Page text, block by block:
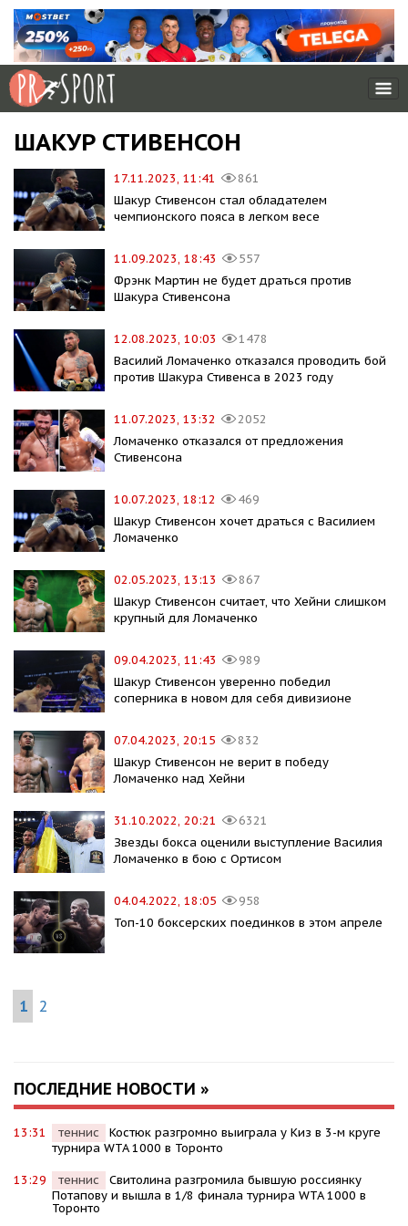
ШАКУР СТИВЕНСОН
17.11.2023, 11:41
861
Шакур Стивенсон стал обладателем
чемпионского пояса в легком весе
11.09.2023, 18:43
557
Фрэнк Мартин не будет драться против
Шакура Стивенсона
12.08.2023, 10:03
1478
Василий Ломаченко отказался проводить бой
против Шакура Стивенса в 2023 году
11.07.2023, 13:32
2052
Ломаченко отказался от предложения
Стивенсона
10.07.2023, 18:12
469
Шакур Стивенсон хочет драться с Василием
Ломаченко
02.05.2023, 13:13
867
Шакур Стивенсон считает, что Хейни слишком
крупный для Ломаченко
09.04.2023, 11:43
989
Шакур Стивенсон уверенно победил
соперника в новом для себя дивизионе
07.04.2023, 20:15
832
Шакур Стивенсон не верит в победу
Ломаченко над Хейни
31.10.2022, 20:21
6321
Звезды бокса оценили выступление Василия
Ломаченко в бою с Ортисом
04.04.2022, 18:05
958
Топ-10 боксерских поединков в этом апреле
1 2
ПОСЛЕДНИЕ НОВОСТИ »
13:31 теннис
Костюк разгромно выиграла у Киз в 3-м круге
турнира WTA 1000 в Торонто
13:29 теннис
Свитолина разгромила бывшую россиянку
Потапову и вышла в 1/8 финала турнира WTA 1000 в
Торонто